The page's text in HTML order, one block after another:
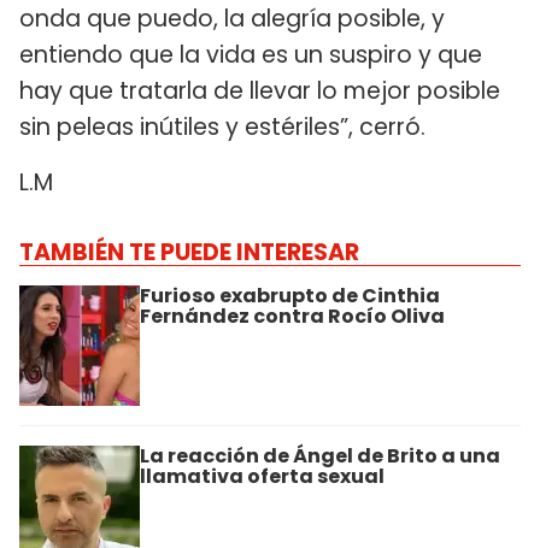
onda que puedo, la alegría posible, y
entiendo que la vida es un suspiro y que
hay que tratarla de llevar lo mejor posible
sin peleas inútiles y estériles”, cerró.
L.M
TAMBIÉN TE PUEDE INTERESAR
Furioso exabrupto de Cinthia
Fernández contra Rocío Oliva
La reacción de Ángel de Brito a una
llamativa oferta sexual